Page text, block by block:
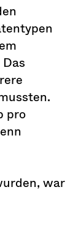
pro
war